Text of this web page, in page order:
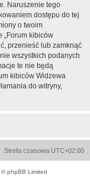
Naruszenie tego
dostępu do tej
o twoim
„Forum kibiców
przenieść lub zamknąć
wszystkich podanych
te nie będą
kibiców Widzewa
do witryny,
Strefa czasowa UTC+02:00
phpBB Limited